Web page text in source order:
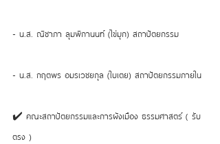
- น.ส. ณิชาภา ลุมพิกานนท์ (ไข่มุก) สถาปัตยกรรม
- น.ส. กฤตพร อมรเวชยกุล (ใบเตย) สถาปัตยกรรมภายใน
✔️ คณะสถาปัตยกรรมและการผังเมือง ธรรมศาสตร์ ( รับ
ตรง )